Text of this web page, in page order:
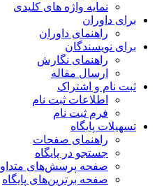
نمایه واژه های کلیدی
برای داوران
راهنمای داوران
برای نویسندگان
راهنمای نگارش
ارسال مقاله
ثبت نام و اشتراک
اطلاعات ثبت نام
فرم ثبت نام
تسهیلات پایگاه
راهنمای صفحات
جستجو در پایگاه
صفحه پرسش‌های متداول
صفحه برترین‌های پایگاه